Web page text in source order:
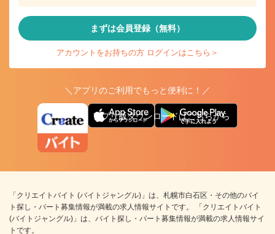
まずは会員登録（無料）
アカウントをお持ちの方 ログインはこちら＞
＼アプリのご利用でもっと便利に！／
アプリ版ダウンロードはこちらから
「クリエイトバイト (バイトジャングル)」は、札幌市白石区・その他のバイ
ト探し・パート募集情報が満載の求人情報サイトです。 「クリエイトバイト
(バイトジャングル)」は、バイト探し・パート募集情報が満載の求人情報サイ
トです。